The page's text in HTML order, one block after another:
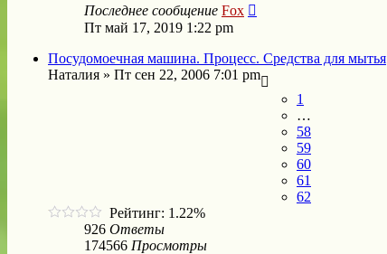
Последнее сообщение Fox
Пт май 17, 2019 1:22 pm
Посудомоечная машина. Процесс. Средства для мытья
Наталия » Пт сен 22, 2006 7:01 pm
1
…
58
59
60
61
62
Рейтинг: 1.22%
926 Ответы
174566 Просмотры